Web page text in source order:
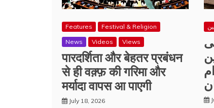
Features
Festival & Religion
News
Videos Views
पारदर्शिता और बेहतर प्रबंधन
से ही वक़्फ़ की गरिमा और
मर्यादा वापस आ पाएगी
July 18, 2026